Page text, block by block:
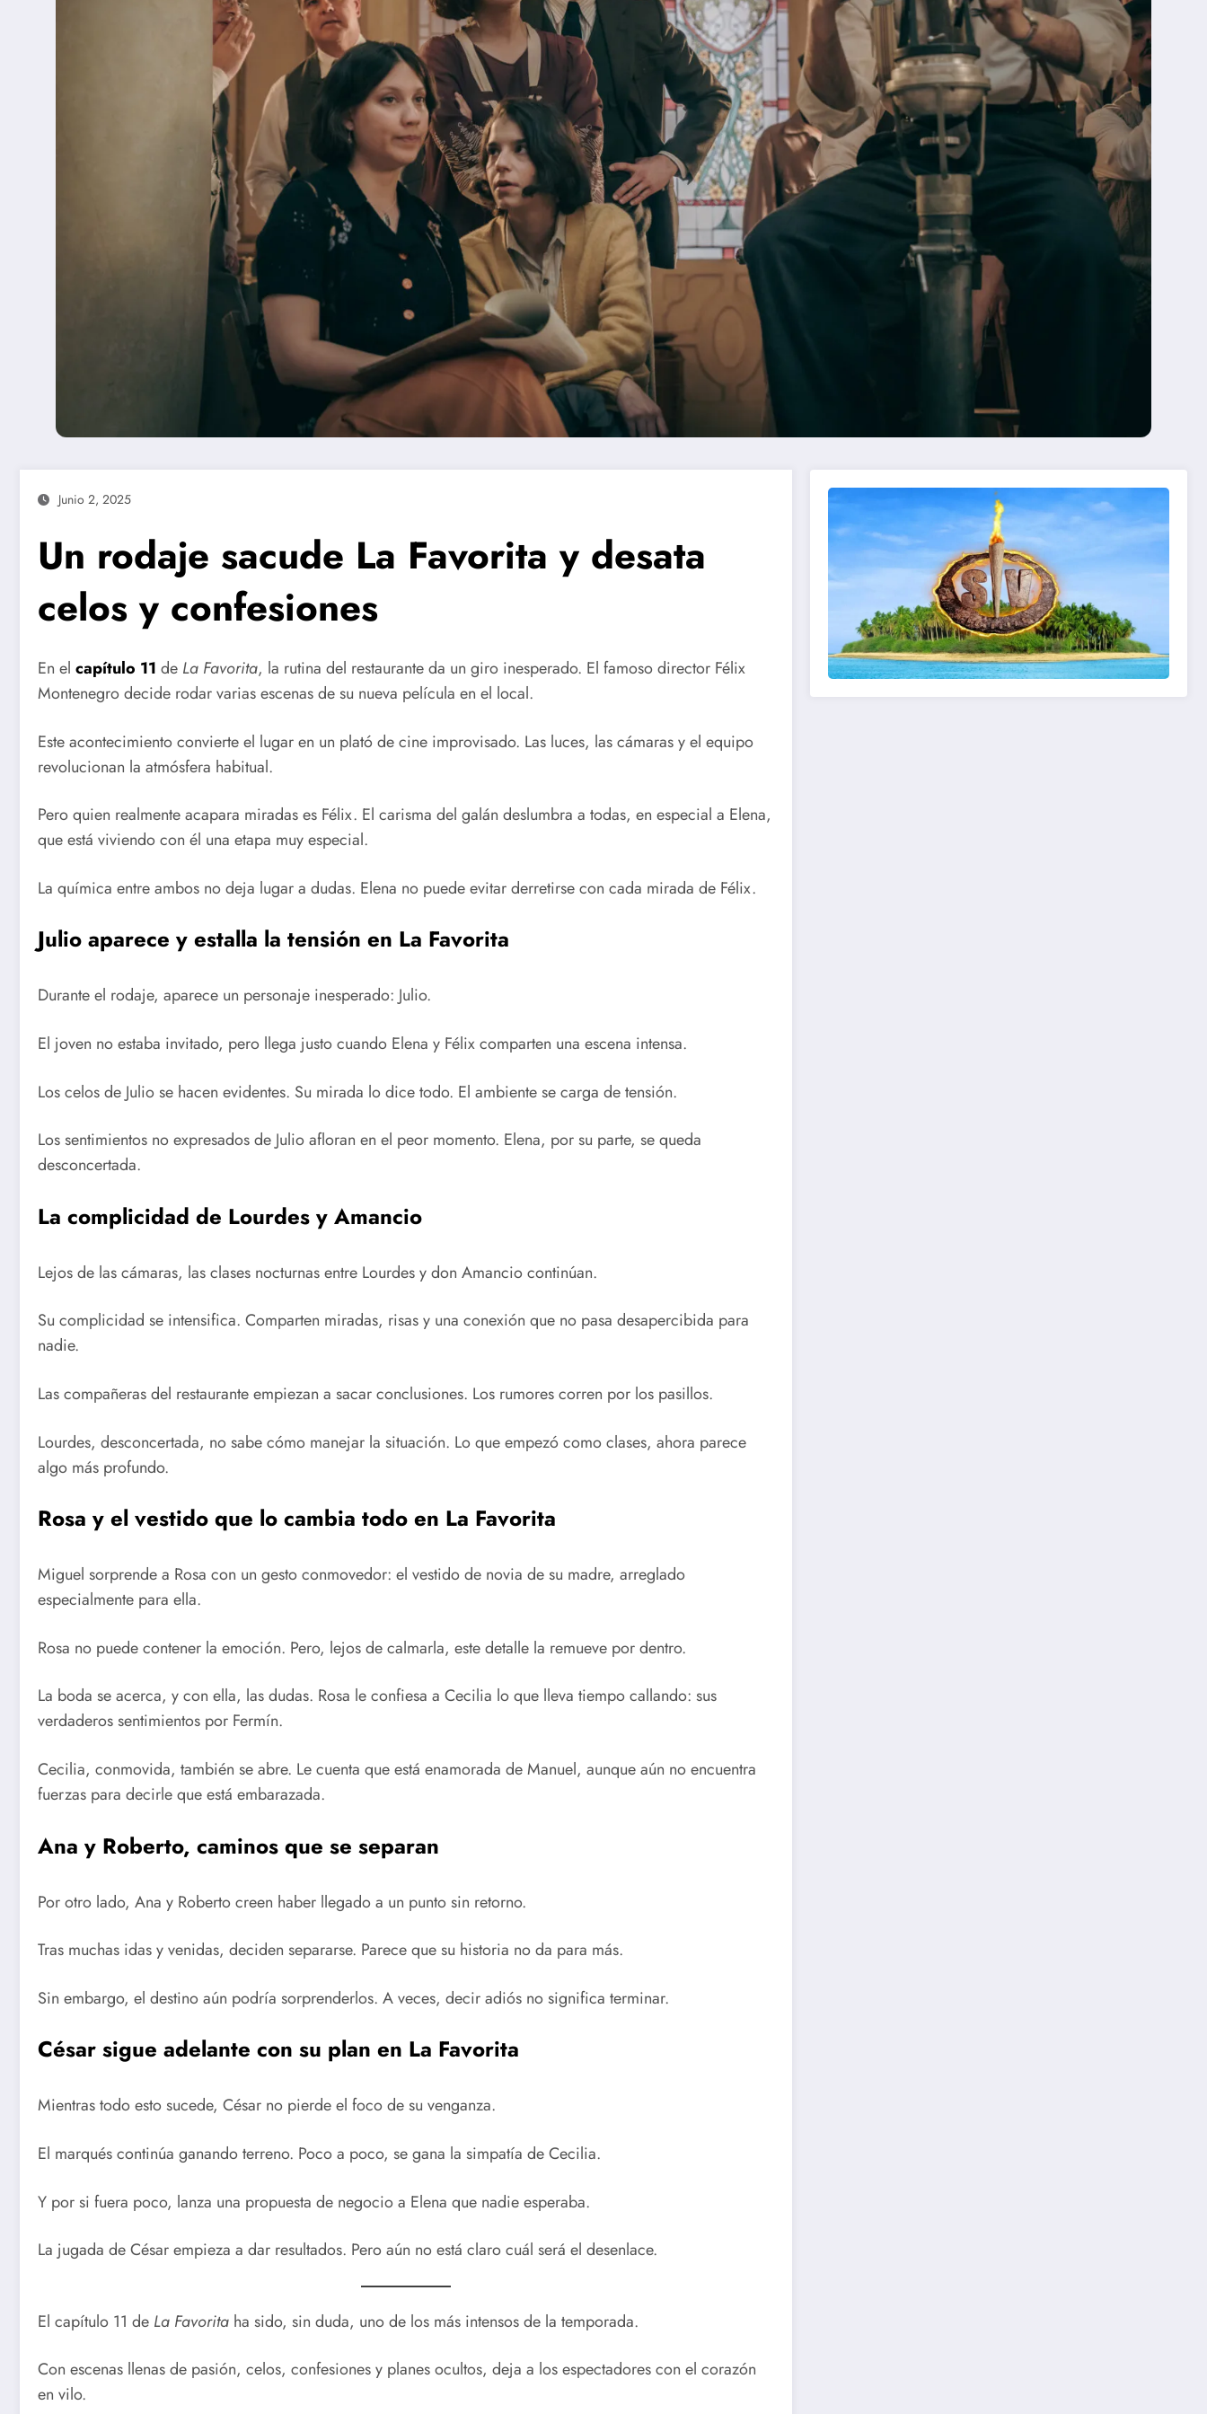
Junio 2, 2025
Un rodaje sacude La Favorita y desata
celos y confesiones
En el capítulo 11 de La Favorita, la rutina del restaurante da un giro inesperado. El famoso director Félix
Montenegro decide rodar varias escenas de su nueva película en el local.
Este acontecimiento convierte el lugar en un plató de cine improvisado. Las luces, las cámaras y el equipo
revolucionan la atmósfera habitual.
Pero quien realmente acapara miradas es Félix. El carisma del galán deslumbra a todas, en especial a Elena,
que está viviendo con él una etapa muy especial.
La química entre ambos no deja lugar a dudas. Elena no puede evitar derretirse con cada mirada de Félix.
Julio aparece y estalla la tensión en La Favorita
Durante el rodaje, aparece un personaje inesperado: Julio.
El joven no estaba invitado, pero llega justo cuando Elena y Félix comparten una escena intensa.
Los celos de Julio se hacen evidentes. Su mirada lo dice todo. El ambiente se carga de tensión.
Los sentimientos no expresados de Julio afloran en el peor momento. Elena, por su parte, se queda
desconcertada.
La complicidad de Lourdes y Amancio
Lejos de las cámaras, las clases nocturnas entre Lourdes y don Amancio continúan.
Su complicidad se intensifica. Comparten miradas, risas y una conexión que no pasa desapercibida para
nadie.
Las compañeras del restaurante empiezan a sacar conclusiones. Los rumores corren por los pasillos.
Lourdes, desconcertada, no sabe cómo manejar la situación. Lo que empezó como clases, ahora parece
algo más profundo.
Rosa y el vestido que lo cambia todo en La Favorita
Miguel sorprende a Rosa con un gesto conmovedor: el vestido de novia de su madre, arreglado
especialmente para ella.
Rosa no puede contener la emoción. Pero, lejos de calmarla, este detalle la remueve por dentro.
La boda se acerca, y con ella, las dudas. Rosa le confiesa a Cecilia lo que lleva tiempo callando: sus
verdaderos sentimientos por Fermín.
Cecilia, conmovida, también se abre. Le cuenta que está enamorada de Manuel, aunque aún no encuentra
fuerzas para decirle que está embarazada.
Ana y Roberto, caminos que se separan
Por otro lado, Ana y Roberto creen haber llegado a un punto sin retorno.
Tras muchas idas y venidas, deciden separarse. Parece que su historia no da para más.
Sin embargo, el destino aún podría sorprenderlos. A veces, decir adiós no significa terminar.
César sigue adelante con su plan en La Favorita
Mientras todo esto sucede, César no pierde el foco de su venganza.
El marqués continúa ganando terreno. Poco a poco, se gana la simpatía de Cecilia.
Y por si fuera poco, lanza una propuesta de negocio a Elena que nadie esperaba.
La jugada de César empieza a dar resultados. Pero aún no está claro cuál será el desenlace.
El capítulo 11 de La Favorita ha sido, sin duda, uno de los más intensos de la temporada.
Con escenas llenas de pasión, celos, confesiones y planes ocultos, deja a los espectadores con el corazón
en vilo.